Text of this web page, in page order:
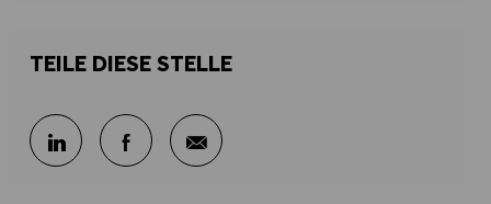
TEILE DIESE STELLE
Über LinkedIn teilen
Über Facebook teilen
Per E-Mail teilen